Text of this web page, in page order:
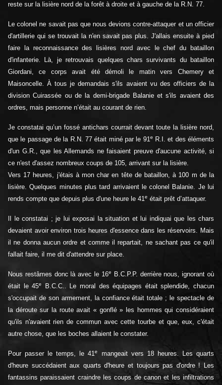
reste sur la lisière nord de la forêt à droite et à gauche de la R.N. 77.
Le colonel ne savait pas que nous devions contre-attaquer et un officier
d'artillerie qui se trouvait la n'en savait pas plus. J'allais ensuite à pied
faire la reconnaissance des lisières nord avec le chef du bataillon
d'infanterie. Là, je retrouvais quelques chars survivants du bataillon
Giordani, ce corps avait été démoli le matin vers Chemery et
Maisoncelle. À tous je demandais s'ils avaient vu des officiers de la
division Cuirassée ou de la demi-brigade Balanie et s'ils avaient des
ordres, mais personne n’était au courant de rien.
Je constatai qu’un fossé antichars courrait devant toute la lisière nord,
que le passage de la R.N. 77 était miné par le 91e
R.I. et des éléments
d'un G.R., que les Allemands ne faisaient preuve d'aucune activité, si
ce n'est d'assez nombreux coups de 105, arrivant sur la lisière.
Vers 17 heures, j'étais à mon char en tête de bataillon, à 100 m de la
lisière. Quelques minutes plus tard arrivaient le colonel Balanie. Je lui
rends compte que depuis plus d'une heure le 41e était prêt d’attaquer.
Il le constatai ; je lui exposai la situation et lui indiquai que les chars
devaient avoir environ trois heures d'essence dans les réservoirs. Mais
il ne donna aucun ordre et comme il repartait, ne sachant pas ce qu'il
fallait faire, il me dit d'attendre sur place.
Nous restâmes donc là avec le 16e
B.C.P.P. derrière nous, ignorant où
était le 45e
B.C.C.. Le moral des équipages était splendide, chacun
s'occupait de son armement, la confiance était totale ; le spectacle de
la déroute sur la route avait « gonflé » les hommes qui considéraient
qu'ils n'avaient rien de commun avec cette tourbe et que, eux, c'était
autre chose, que les boches allaient le constater.
Pour passer le temps, le 41e
mangeait vers 18 heures. Les quarts
d'heure succédaient aux quarts d'heure et toujours pas d'ordre ! Les
fantassins paraissaient craindre les coups de canon et les infiltrations